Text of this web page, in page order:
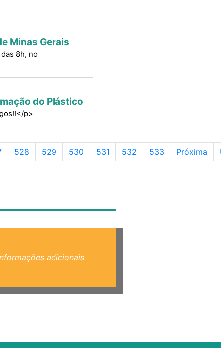
Minas Gerais
8h, no
do Plástico
p>
Página
528 Página
529 Página
530 Página
531 Página
532 Página
533 Próxima
adicionais